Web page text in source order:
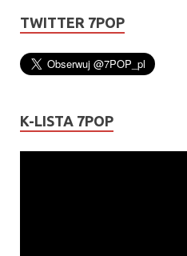
TWITTER 7POP
K-LISTA 7POP